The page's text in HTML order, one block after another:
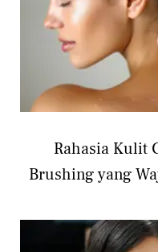
Rahasia Kulit
Brushing yang